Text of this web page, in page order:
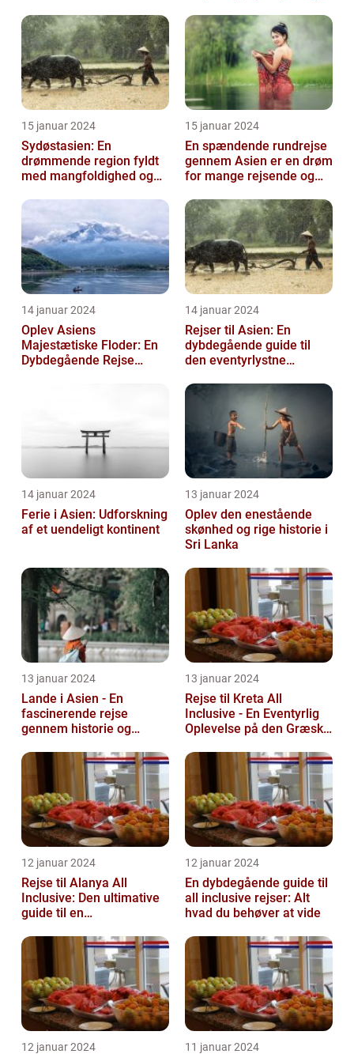
15 januar 2024
Sydøstasien: En
drømmende region fyldt
med mangfoldighed og
15 januar 2024
En spændende rundrejse
gennem Asien er en drøm
for mange rejsende og
14 januar 2024
Oplev Asiens
Majestætiske Floder: En
Dybdegående Rejse
14 januar 2024
Rejser til Asien: En
dybdegående guide til
den eventyrlystne
14 januar 2024
Ferie i Asien: Udforskning
af et uendeligt kontinent
13 januar 2024
Oplev den enestående
skønhed og rige historie i
Sri Lanka
13 januar 2024
Lande i Asien - En
fascinerende rejse
gennem historie og
13 januar 2024
Rejse til Kreta All
Inclusive - En Eventyrlig
Oplevelse på den Græske
12 januar 2024
Rejse til Alanya All
Inclusive: Den ultimative
guide til en
12 januar 2024
En dybdegående guide til
all inclusive rejser: Alt
hvad du behøver at vide
12 januar 2024 11 januar 2024